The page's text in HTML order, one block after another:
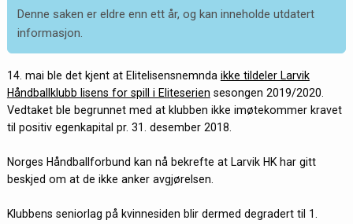
Denne saken er eldre enn ett år, og kan inneholde utdatert
informasjon.
14. mai ble det kjent at Elitelisensnemnda ikke tildeler Larvik
Håndballklubb lisens for spill i Eliteserien sesongen 2019/2020.
Vedtaket ble begrunnet med at klubben ikke imøtekommer kravet
til positiv egenkapital pr. 31. desember 2018.
Norges Håndballforbund kan nå bekrefte at Larvik HK har gitt
beskjed om at de ikke anker avgjørelsen.
Klubbens seniorlag på kvinnesiden blir dermed degradert til 1.